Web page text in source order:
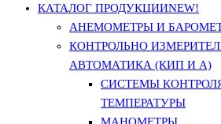
КАТАЛОГ ПРОДУКЦИИNEW!
АНЕМОМЕТРЫ И
КОНТРОЛЬНО
АВТОМАТИКА (КИП И А)
СИСТЕМЫ
ТЕМПЕРАТУРЫ